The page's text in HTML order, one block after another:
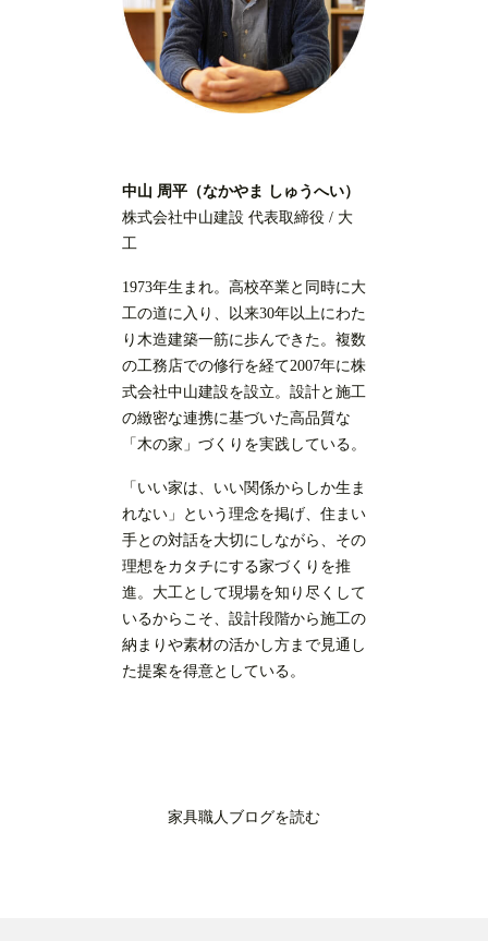
中山 周平（なかやま しゅうへい）
株式会社中山建設 代表取締役 / 大
工
1973年生まれ。高校卒業と同時に大
工の道に入り、以来30年以上にわた
り木造建築一筋に歩んできた。複数
の工務店での修行を経て2007年に株
式会社中山建設を設立。設計と施工
の緻密な連携に基づいた高品質な
「木の家」づくりを実践している。
「いい家は、いい関係からしか生ま
れない」という理念を掲げ、住まい
手との対話を大切にしながら、その
理想をカタチにする家づくりを推
進。大工として現場を知り尽くして
いるからこそ、設計段階から施工の
納まりや素材の活かし方まで見通し
た提案を得意としている。
家具職人ブログを読む